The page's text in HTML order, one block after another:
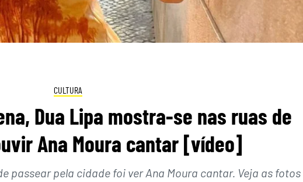
CULTURA
Dua Lipa mostra-se nas ruas de
Ana Moura cantar [vídeo]
passear pela cidade foi ver Ana Moura cantar. Veja as fotos